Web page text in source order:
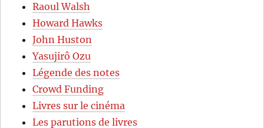
Raoul Walsh
Howard Hawks
John Huston
Yasujirô Ozu
Légende des notes
Crowd Funding
Livres sur le cinéma
Les parutions de livres